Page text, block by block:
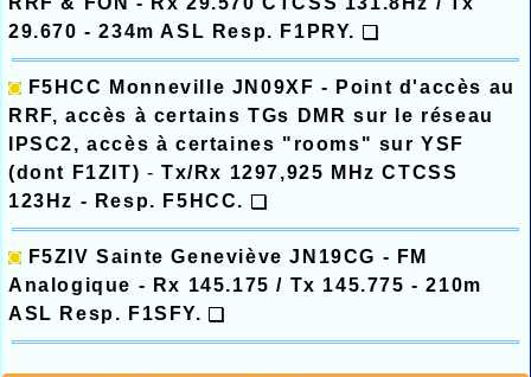
29.670 - 234m ASL Resp. F1PRY.
F5HCC Monneville JN09XF - Point d'accès au
RRF, accès à certains TGs DMR sur le réseau
IPSC2, accès à certaines "rooms" sur YSF
(dont F1ZIT) -Tx/Rx 1297,925 MHz CTCSS
123Hz - Resp. F5HCC.
F5ZIV Sainte Geneviève JN19CG - FM
Analogique - Rx 145.175 / Tx 145.775 - 210m
ASL Resp. F1SFY.